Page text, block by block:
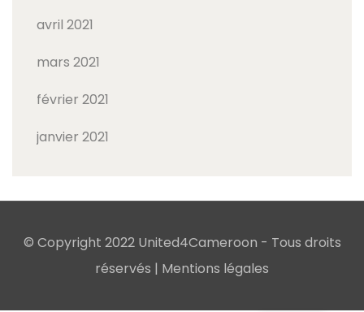
avril 2021
mars 2021
février 2021
janvier 2021
© Copyright 2022 United4Cameroon - Tous droits
réservés | Mentions légales